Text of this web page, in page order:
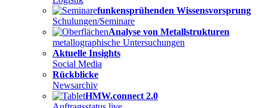
funkensprühenden Wissensvorsprung
Schulungen/Seminare
Analyse von Metallstrukturen
metallographische Untersuchungen
Aktuelle Insights
Social Media
Rückblicke
Newsarchiv
HMW.connect 2.0